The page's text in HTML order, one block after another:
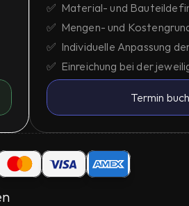
✅  Material- und
✅  Mengen- und
✅  Individuelle Anpassung
✅  Einreichung bei der
Termin